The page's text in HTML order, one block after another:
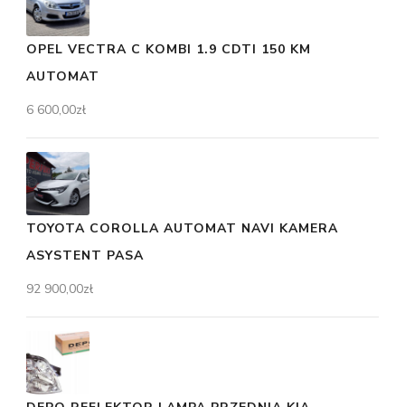
OPEL VECTRA C KOMBI 1.9 CDTI 150 KM
AUTOMAT
6 600,00zł
TOYOTA COROLLA AUTOMAT NAVI KAMERA
ASYSTENT PASA
92 900,00zł